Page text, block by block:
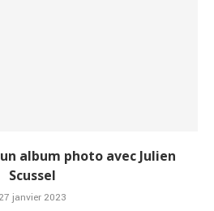
album photo avec Julien
Scussel
27 janvier 2023